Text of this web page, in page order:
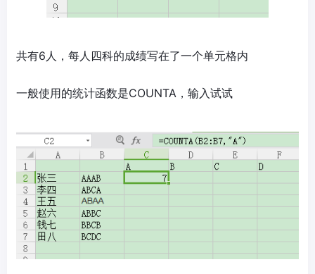
共有6人，每人四科的成绩写在了一个单元格内
一般使用的统计函数是COUNTA，输入试试